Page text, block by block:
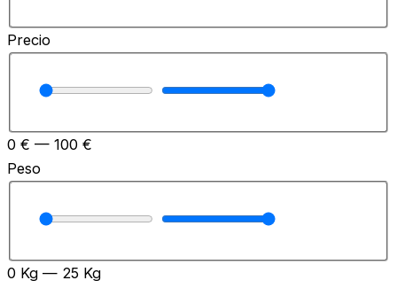
Precio
0 € — 100 €
Peso
0 Kg — 25 Kg